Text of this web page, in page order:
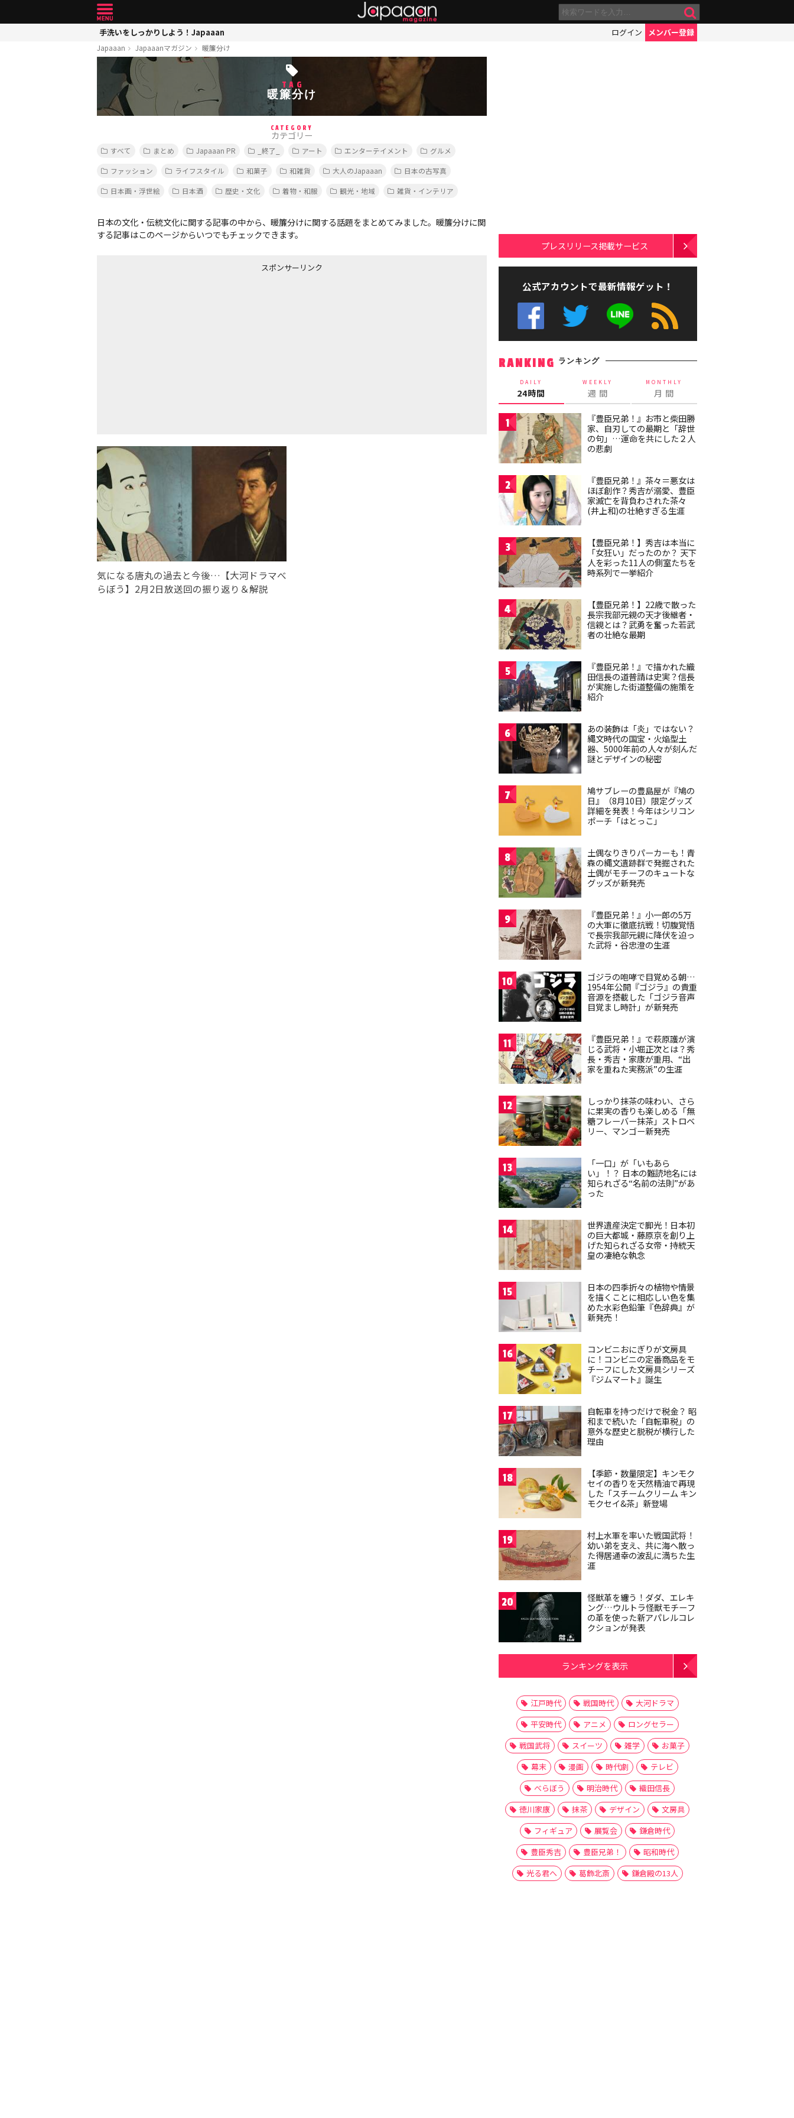
手洗いをしっかりしよう！Japaaan ログイン メンバー登録
Japaaan Japaaanマガジン 暖簾分け
TAG
暖簾分け
CATEGORY
カテゴリー
すべて まとめ Japaaan PR _終了_ アート エンターテイメント
グルメ
ファッション
ライフスタイル 和菓子 和雑貨 大人のJapaaan
日本の古写真
日本画・浮世絵
日本酒 歴史・文化 着物・和服 観光・地域 雑貨・インテリア
日本の文化・伝統文化に関する記事の中から、暖簾分けに関する話題をまとめてみました。暖簾分けに関
する記事はこのページからいつでもチェックできます。
スポンサーリンク
気になる唐丸の過去と今後…【大河ドラマべ
らぼう】2月2日放送回の振り返り＆解説
プレスリリース掲載サービス
公式アカウントで最新情報ゲット！
RANKING ランキング
DAILY
24時間
WEEKLY
週 間
MONTHLY
月 間
1
『豊臣兄弟！』お市と柴田勝
家、自刃しての最期と「辞世
の句」…運命を共にした２人
の悲劇
2
『豊臣兄弟！』茶々＝悪女は
ほぼ創作？秀吉が溺愛、豊臣
家滅亡を背負わされた茶々
(井上和)の壮絶すぎる生涯
3
【豊臣兄弟！】秀吉は本当に
「女狂い」だったのか？ 天下
人を彩った11人の側室たちを
時系列で一挙紹介
4
【豊臣兄弟！】22歳で散った
長宗我部元親の天才後継者・
信親とは？武勇を奮った若武
者の壮絶な最期
5
『豊臣兄弟！』で描かれた織
田信長の道普請は史実？信長
が実施した街道整備の施策を
紹介
6
あの装飾は「炎」ではない？
縄文時代の国宝・火焔型土
器、5000年前の人々が刻んだ
謎とデザインの秘密
7
鳩サブレーの豊島屋が『鳩の
日』（8月10日）限定グッズ
詳細を発表！今年はシリコン
ポーチ「はとっこ」
8
土偶なりきりパーカーも！青
森の縄文遺跡群で発掘された
土偶がモチーフのキュートな
グッズが新発売
9
『豊臣兄弟！』小一郎の5万
の大軍に徹底抗戦！切腹覚悟
で長宗我部元親に降伏を迫っ
た武将・谷忠澄の生涯
10
ゴジラの咆哮で目覚める朝…
1954年公開『ゴジラ』の貴重
音源を搭載した「ゴジラ音声
目覚まし時計」が新発売
11
『豊臣兄弟！』で萩原護が演
じる武将・小堀正次とは？秀
長・秀吉・家康が重用、“出
家を重ねた実務派”の生涯
12
しっかり抹茶の味わい、さら
に果実の香りも楽しめる「無
糖フレーバー抹茶」ストロベ
リー、マンゴー新発売
13
「一口」が「いもあら
い」！？ 日本の難読地名には
知られざる“名前の法則”があ
った
14
世界遺産決定で脚光！日本初
の巨大都城・藤原京を創り上
げた知られざる女帝・持統天
皇の凄絶な執念
15
日本の四季折々の植物や情景
を描くことに相応しい色を集
めた水彩色鉛筆『色辞典』が
新発売！
16
コンビニおにぎりが文房具
に！コンビニの定番商品をモ
チーフにした文房具シリーズ
『ジムマート』誕生
17
自転車を持つだけで税金？ 昭
和まで続いた「自転車税」の
意外な歴史と脱税が横行した
理由
18
【季節・数量限定】キンモク
セイの香りを天然精油で再現
した「スチームクリーム キン
モクセイ&茶」新登場
19
村上水軍を率いた戦国武将！
幼い弟を支え、共に海へ散っ
た得居通幸の波乱に満ちた生
涯
20
怪獣革を纏う！ダダ、エレキ
ング…ウルトラ怪獣モチーフ
の革を使った新アパレルコレ
クションが発表
ランキングを表示
江戸時代 戦国時代
大河ドラマ
平安時代
アニメ
ロングセラー
戦国武将
スイーツ 雑学
お菓子
幕末
漫画 時代劇
テレビ
べらぼう
明治時代
織田信長
徳川家康
抹茶 デザイン
文房具
フィギュア
展覧会
鎌倉時代
豊臣秀吉
豊臣兄弟！
昭和時代
光る君へ
葛飾北斎 鎌倉殿の13人